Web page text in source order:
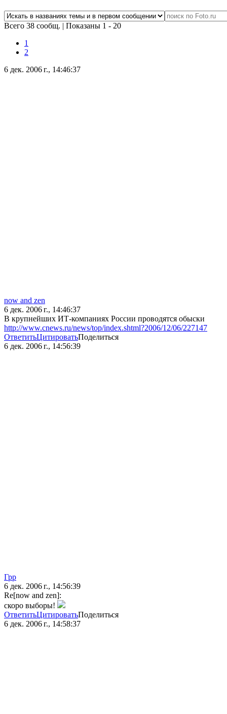
Всего 38 сообщ. | Показаны 1 - 20
1
2
6 дек. 2006 г., 14:46:37
now and zen
6 дек. 2006 г., 14:46:37
В крупнейших ИТ-компаниях России проводятся обыски
http://www.cnews.ru/news/top/index.shtml?2006/12/06/227147
ОтветитьЦитироватьПоделиться
6 дек. 2006 г., 14:56:39
Грр
6 дек. 2006 г., 14:56:39
Re[now and zen]:
скоро выборы!
ОтветитьЦитироватьПоделиться
6 дек. 2006 г., 14:58:37